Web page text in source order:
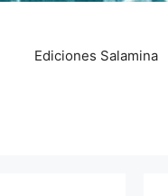
Ediciones Salamina